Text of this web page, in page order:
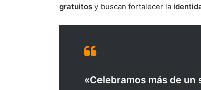
gratuitos y buscan fortalecer la
«Celebramos más de